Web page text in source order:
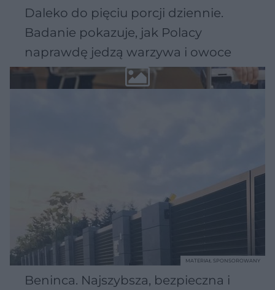
Daleko do pięciu porcji dziennie.
Badanie pokazuje, jak Polacy
naprawdę jedzą warzywa i owoce
Beninca. Najszybsza, bezpieczna i
MATERIAŁ SPONSOROWANY